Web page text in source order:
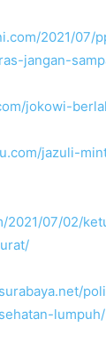
2021/
jangan-
jokowi-
jazuli-
2021/07/02/
lumpuh/